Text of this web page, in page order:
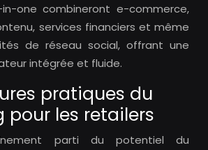
one combineront e-commerce,
services financiers et même
de réseau social, offrant une
intégrée et fluide.
pratiques du
pour les retailers
parti du potentiel du